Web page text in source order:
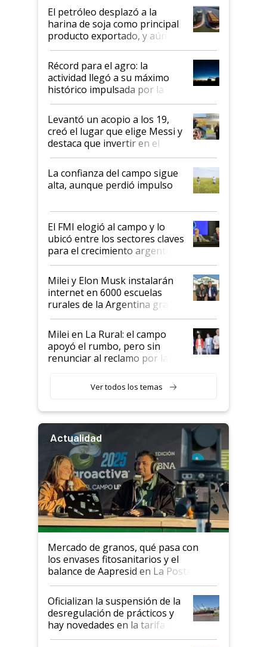
El petróleo desplazó a la
harina de soja como principal
producto exportado, y aún así
el agro aportó casi seis de cada
diez dólares y sostuvo el
liderazgo en un semestre
récord
Récord para el agro: la
actividad llegó a su máximo
histórico impulsada por la
cosecha y las exportaciones
Levantó un acopio a los 19,
creó el lugar que elige Messi y
destaca que invertir en el
kirchnerismo era como "darle
plata a un hijo para droga":
Juan Félix Rossetti, el libertario
que de una dura crisis salió
de Milei
La confianza del campo sigue
alta, aunque perdió impulso
El FMI elogió al campo y lo
ubicó entre los sectores claves
para el crecimiento argentino
Milei y Elon Musk instalarán
internet en 6000 escuelas
rurales de la Argentina gracias
a un acuerdo con Starlink
Milei en La Rural: el campo
apoyó el rumbo, pero sin
renunciar al reclamo por las
Ver todos los temas
Actualidad
Mercado de granos, qué pasa con
los envases fitosanitarios y el
balance de Aapresid en La Posta
Oficializan la suspensión de la
desregulación de prácticos y
hay novedades en la tarifa de
la hidrovía